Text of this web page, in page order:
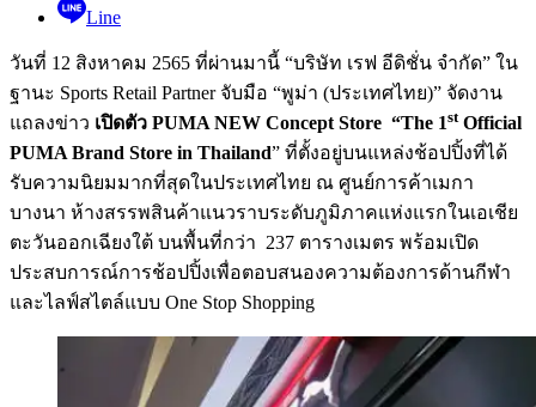
Line
วันที่ 12 สิงหาคม 2565 ที่ผ่านมานี้ “บริษัท เรฟ อีดิชั่น จำกัด” ใน
ฐานะ Sports Retail Partner จับมือ “พูม่า (ประเทศไทย)” จัดงาน
แถลงข่าว เปิดตัว PUMA NEW Concept Store “The 1stOfficial
PUMA Brand Store in Thailand” ที่ตั้งอยู่บนแหล่งช้อปปิ้งที่ได้
รับความนิยมมากที่สุดในประเทศไทย ณ ศูนย์การค้าเมกา
บางนา ห้างสรรพสินค้าแนวราบระดับภูมิภาคแห่งแรกในเอเชีย
ตะวันออกเฉียงใต้ บนพื้นที่กว่า 237 ตารางเมตร พร้อมเปิด
ประสบการณ์การช้อปปิ้งเพื่อตอบสนองความต้องการด้านกีฬา
และไลฟ์สไตล์แบบ One Stop Shopping